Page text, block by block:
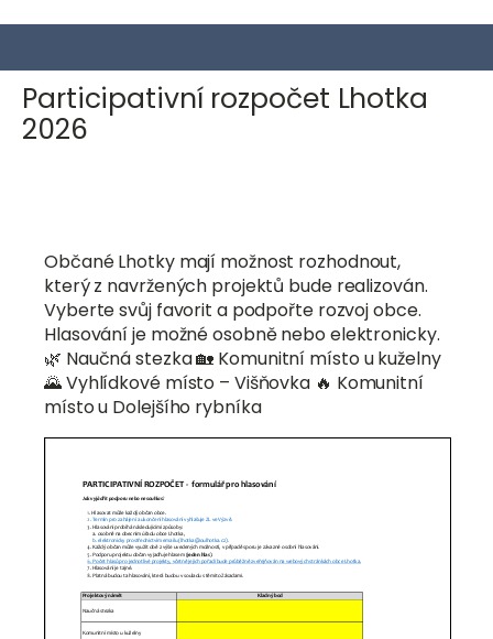
Participativní rozpočet Lhotka
2026
Občané Lhotky mají možnost rozhodnout,
který z navržených projektů bude realizován.
Vyberte svůj favorit a podpořte rozvoj obce.
Hlasování je možné osobně nebo elektronicky.
🌿 Naučná stezka 🏡 Komunitní místo u kuželny
🌄 Vyhlídkové místo – Višňovka 🔥 Komunitní
místo u Dolejšího rybníka